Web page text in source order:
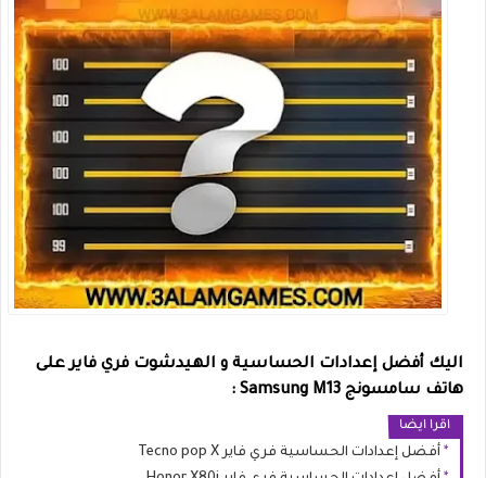
اليك أفضل إعدادات الحساسية و الهيدشوت فري فاير على
هاتف سامسونج Samsung M13 :
اقرا ايضا
أفضل إعدادات الحساسية فري فاير Tecno pop X